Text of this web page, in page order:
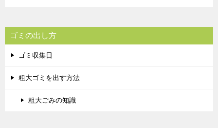
ゴミの出し方
ゴミ収集日
粗大ゴミを出す方法
粗大ごみの知識